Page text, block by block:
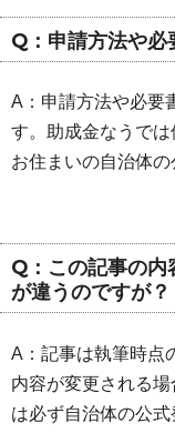
Q：申請方法や必
A：申請方法や必要
す。助成金なうで
お住まいの自治体の
Q：この記事の内
が違うのですが？
A：記事は執筆時点
内容が変更される
は必ず自治体の公式